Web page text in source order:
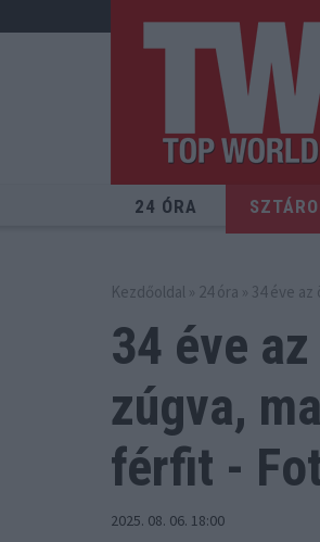
24 ÓRA
Kezdőoldal » 24 óra » 34 éve
34 éve
zúgva,
férfit -
2025. 08. 06. 18:00